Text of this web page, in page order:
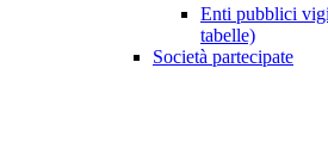
Enti pubblici
tabelle)
Società partecipate